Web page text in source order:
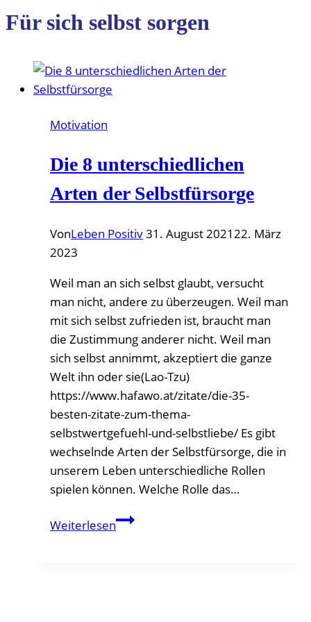
Für sich selbst sorgen
Motivation
Die 8 unterschiedlichen
Arten der Selbstfürsorge
VonLeben Positiv31. August 202122. März
2023
Weil man an sich selbst glaubt, versucht
man nicht, andere zu überzeugen. Weil man
mit sich selbst zufrieden ist, braucht man
die Zustimmung anderer nicht. Weil man
sich selbst annimmt, akzeptiert die ganze
Welt ihn oder sie(Lao-Tzu)
https://www.hafawo.at/zitate/die-35-
besten-zitate-zum-thema-
selbstwertgefuehl-und-selbstliebe/ Es gibt
wechselnde Arten der Selbstfürsorge, die in
unserem Leben unterschiedliche Rollen
spielen können. Welche Rolle das…
WeiterlesenDie